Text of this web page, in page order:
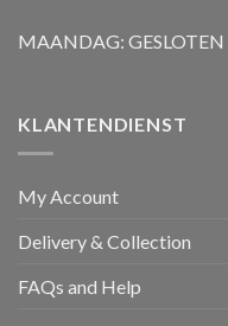
MAANDAG: GESLOTEN
KLANTENDIENST
My Account
Delivery & Collection
FAQs and Help